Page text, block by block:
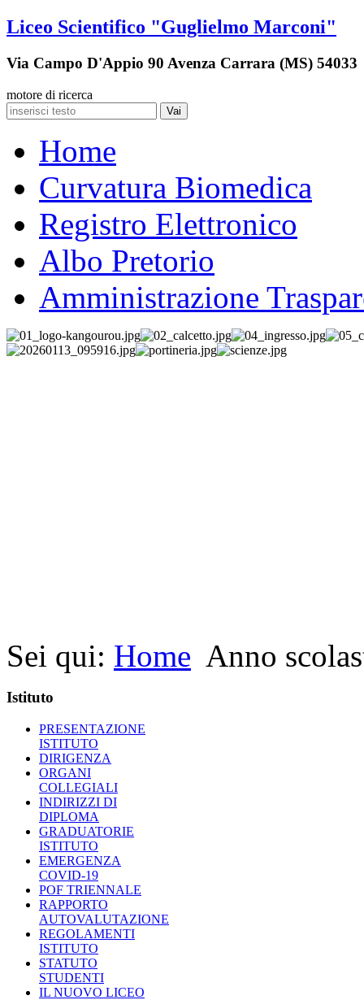
Liceo Scientifico "Guglielmo Marconi"
Via Campo D'Appio 90 Avenza Carrara (MS) 54033
motore di ricerca
Vai
Home
Curvatura Biomedica
Registro Elettronico
Albo Pretorio
Amministrazione
Sei qui: Home Anno
Istituto
PRESENTAZIONE
ISTITUTO
DIRIGENZA
ORGANI
COLLEGIALI
INDIRIZZI DI
DIPLOMA
GRADUATORIE
ISTITUTO
EMERGENZA
COVID-19
POF TRIENNALE
RAPPORTO
AUTOVALUTAZIONE
REGOLAMENTI
ISTITUTO
STATUTO
STUDENTI
IL NUOVO LICEO